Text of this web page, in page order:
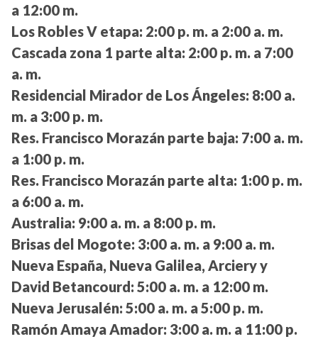
a 12:00 m.
Los Robles V etapa: 2:00 p. m. a 2:00 a. m.
Cascada zona 1 parte alta: 2:00 p. m. a 7:00
a. m.
Residencial Mirador de Los Ángeles: 8:00 a.
m. a 3:00 p. m.
Res. Francisco Morazán parte baja: 7:00 a. m.
a 1:00 p. m.
Res. Francisco Morazán parte alta: 1:00 p. m.
a 6:00 a. m.
Australia: 9:00 a. m. a 8:00 p. m.
Brisas del Mogote: 3:00 a. m. a 9:00 a. m.
Nueva España, Nueva Galilea, Arciery y
David Betancourd: 5:00 a. m. a 12:00 m.
Nueva Jerusalén: 5:00 a. m. a 5:00 p. m.
Ramón Amaya Amador: 3:00 a. m. a 11:00 p.